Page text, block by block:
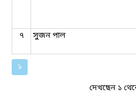
৭ সুজন পাল
১
দেখছেন ১